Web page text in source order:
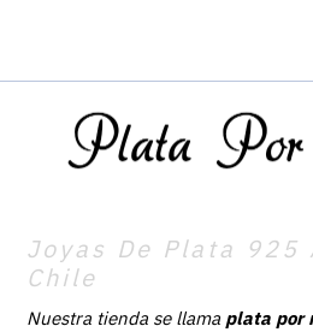
Joyas De Plata 925
Chile
Nuestra tienda se llama plata por